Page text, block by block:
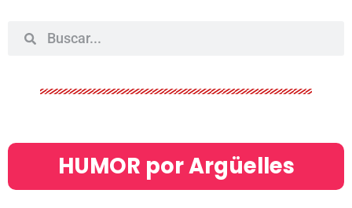
HUMOR por Argüelles​